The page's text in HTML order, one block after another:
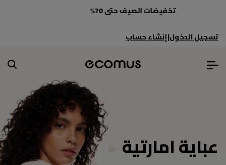
حان الوقت لتجديد خزانة ملابسك
تسجيل الدخول|إنشاء حساب
عباية امارتية